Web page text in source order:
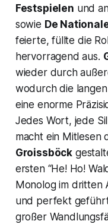
Festspielen und
sowie De
feierte, füllte die
hervorragend aus.
wieder durch
wodurch die
eine enorme
Jedes Wort, jede
macht ein Mitlesen
Groissböck
ersten “He! Ho!
Monolog im dritten
und perfekt
großer